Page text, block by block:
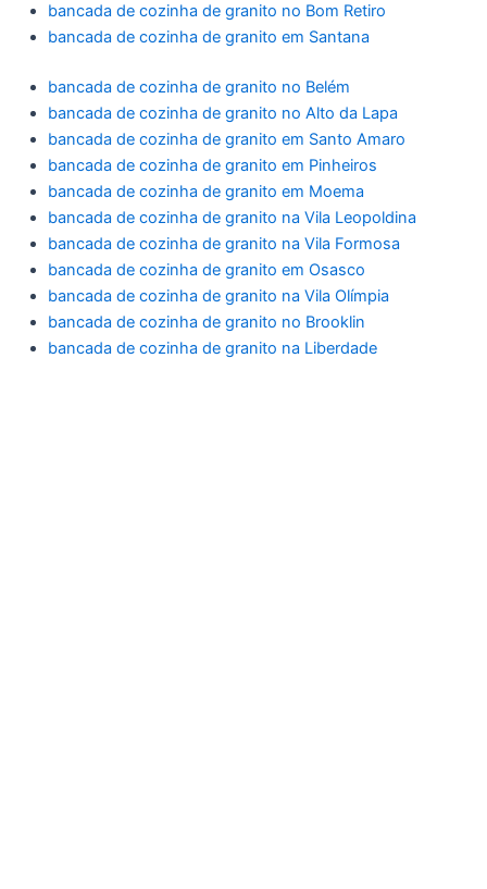
bancada de cozinha de granito no Bom Retiro
bancada de cozinha de granito em Santana
bancada de cozinha de granito no Belém
bancada de cozinha de granito no Alto da Lapa
bancada de cozinha de granito em Santo Amaro
bancada de cozinha de granito em Pinheiros
bancada de cozinha de granito em Moema
bancada de cozinha de granito na Vila Leopoldina
bancada de cozinha de granito na Vila Formosa
bancada de cozinha de granito em Osasco
bancada de cozinha de granito na Vila Olímpia
bancada de cozinha de granito no Brooklin
bancada de cozinha de granito na Liberdade